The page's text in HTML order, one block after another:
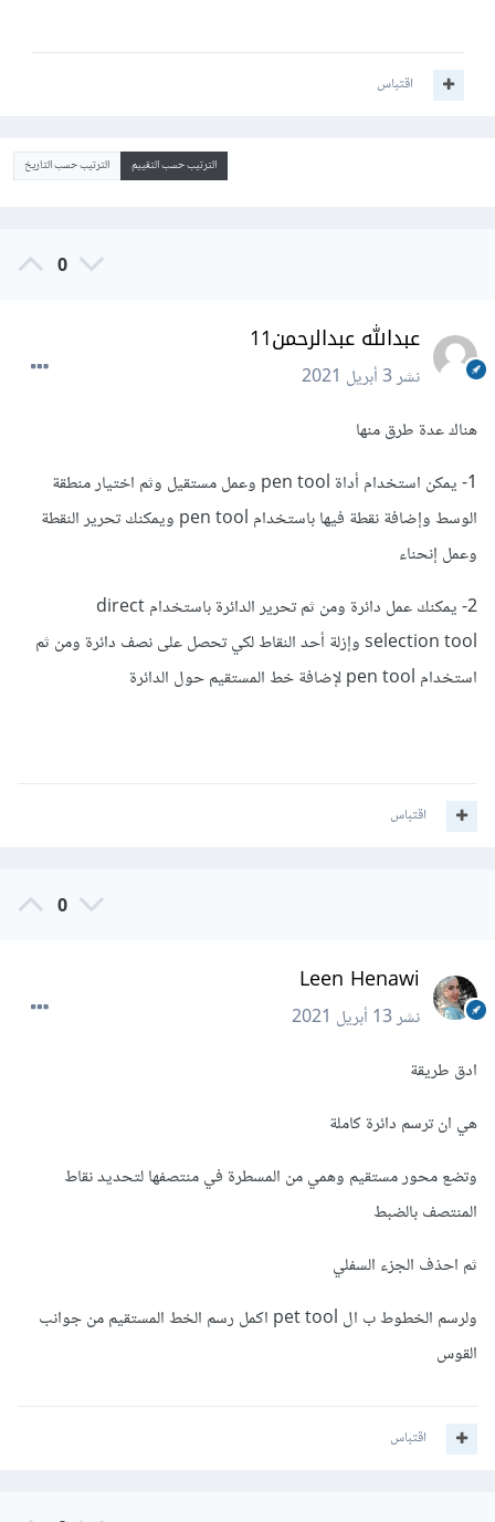
اقتباس
الترتيب حسب التقييم الترتيب حسب التاريخ
0
عبدالله عبدالرحمن11
نشر3 أبريل 2021
هناك عدة طرق منها
1- يمكن استخدام أداة pen tool وعمل مستقيل وثم اختيار منطقة
الوسط وإضافة نقطة فيها باستخدام pen tool ويمكنك تحرير النقطة
وعمل إنحناء
2- يمكنك عمل دائرة ومن ثم تحرير الدائرة باستخدام direct
selection tool وإزلة أحد النقاط لكي تحصل على نصف دائرة ومن ثم
استخدام pen tool لإضافة خط المستقيم حول الدائرة
اقتباس
0
Leen Henawi
نشر13 أبريل 2021
ادق طريقة
هي ان ترسم دائرة كاملة
وتضع محور مستقيم وهمي من المسطرة في منتصفها لتحديد نقاط
المنتصف بالضبط
ثم احذف الجزء السفلي
ولرسم الخطوط ب ال pet tool اكمل رسم الخط المستقيم من جوانب
القوس
اقتباس